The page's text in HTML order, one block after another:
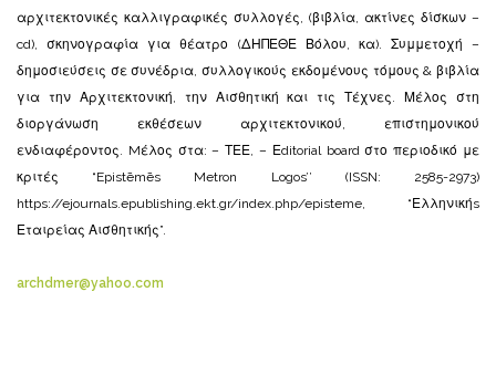
αρχιτεκτονικές καλλιγραφικές συλλογές, (βιβλία, ακτίνες δίσκων –
cd), σκηνογραφία για θέατρο (ΔΗΠΕΘΕ Βόλου, κα). Συμμετοχή –
δημοσιεύσεις σε συνέδρια, συλλογικούς εκδομένους τόμους & βιβλία
για την Αρχιτεκτονική, την Αισθητική και τις Τέχνες. Μέλος στη
διοργάνωση εκθέσεων αρχιτεκτονικού, επιστημονικού
ενδιαφέροντος. Mέλος στα: – ΤΕΕ, – Εditorial board στο περιοδικό με
κριτές “Epistēmēs Metron Logos’’ (ISSN: 2585-2973)
https://ejournals.epublishing.ekt.gr/index.php/episteme, “Ελληνικήs
Εταιρείας Αισθητικής”.
archdmer@yahoo.com